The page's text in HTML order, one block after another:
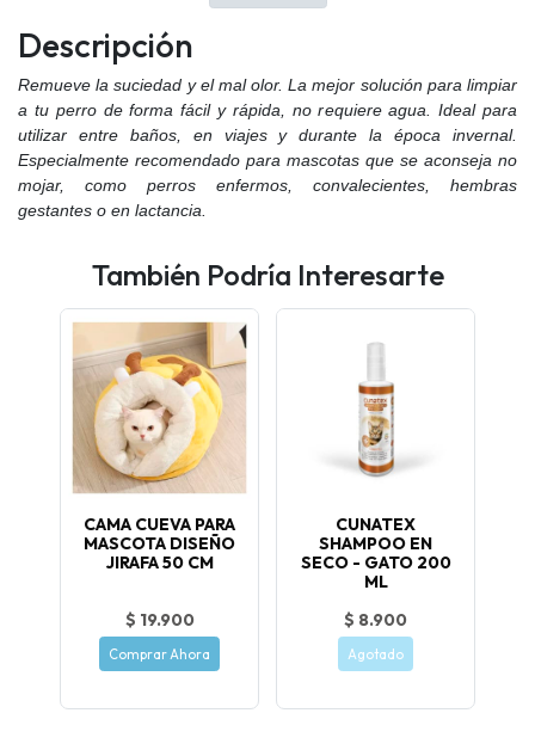
Descripción
Remueve la suciedad y el mal olor. La mejor solución para limpiar
a tu perro de forma fácil y rápida, no requiere agua. Ideal para
utilizar entre baños, en viajes y durante la época invernal.
Especialmente recomendado para mascotas que se aconseja no
mojar, como perros enfermos, convalecientes, hembras
gestantes o en lactancia.
También Podría Interesarte
CAMA CUEVA PARA
MASCOTA DISEÑO
JIRAFA 50 CM
$ 19.900
Comprar Ahora
CUNATEX
SHAMPOO EN
SECO - GATO 200
ML
$ 8.900
Agotado